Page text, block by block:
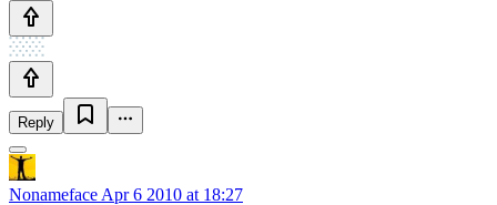
Reply
Nonameface Apr 6 2010 at 18:27